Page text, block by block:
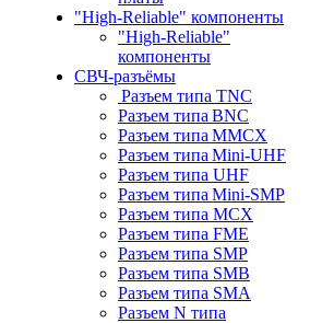
"High-Reliable" компоненты
"High-Reliable"
компоненты
СВЧ-разъёмы
Разъем типа TNC
Разъем типа BNC
Разъем типа MMCX
Разъем типа Mini-UHF
Разъем типа UHF
Разъем типа Mini-SMP
Разъем типа MCX
Разъем типа FME
Разъем типа SMP
Разъем типа SMB
Разъем типа SMA
Разъем N типа